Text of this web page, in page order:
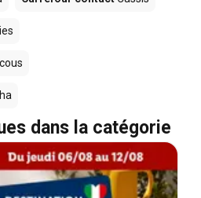
dans la catégorie